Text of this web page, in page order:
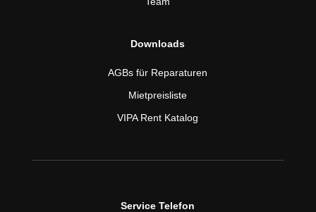
Downloads
AGBs für Reparaturen
Mietpreisliste
VIPA Rent Katalog
Service Telefon